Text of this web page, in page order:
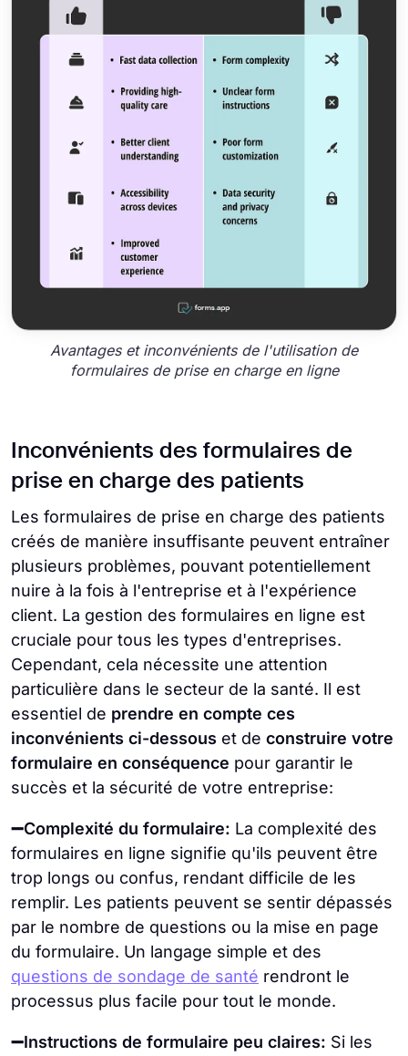
Avantages et inconvénients de l'utilisation de
formulaires de prise en charge en ligne
Inconvénients des formulaires de
prise en charge des patients
Les formulaires de prise en charge des patients
créés de manière insuffisante peuvent entraîner
plusieurs problèmes, pouvant potentiellement
nuire à la fois à l'entreprise et à l'expérience
client. La gestion des formulaires en ligne est
cruciale pour tous les types d'entreprises.
Cependant, cela nécessite une attention
particulière dans le secteur de la santé. Il est
essentiel de prendre en compte ces
inconvénients ci-dessous et de construire votre
formulaire en conséquence pour garantir le
succès et la sécurité de votre entreprise:
➖Complexité du formulaire: La complexité des
formulaires en ligne signifie qu'ils peuvent être
trop longs ou confus, rendant difficile de les
remplir. Les patients peuvent se sentir dépassés
par le nombre de questions ou la mise en page
du formulaire. Un langage simple et des
questions de sondage de santé rendront le
processus plus facile pour tout le monde.
➖Instructions de formulaire peu claires: Si les